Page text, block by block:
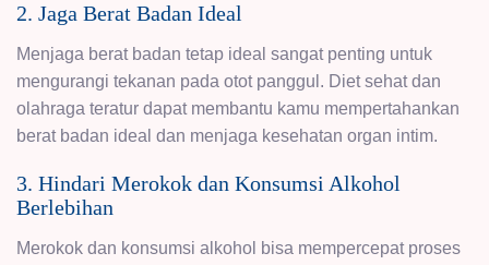
2. Jaga Berat Badan Ideal
Menjaga berat badan tetap ideal sangat penting untuk
mengurangi tekanan pada otot panggul. Diet sehat dan
olahraga teratur dapat membantu kamu mempertahankan
berat badan ideal dan menjaga kesehatan organ intim.
3. Hindari Merokok dan Konsumsi Alkohol
Berlebihan
Merokok dan konsumsi alkohol bisa mempercepat proses